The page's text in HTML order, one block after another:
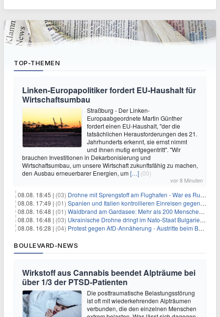
TOP-THEMEN
Linken-Europapolitiker fordert EU-Haushalt für
Wirtschaftsumbau
Straßburg - Der Linken-
Europaabgeordnete Martin Günther
fordert einen EU-Haushalt, "der die
tatsächlichen Herausforderungen des 21.
Jahrhunderts erkennt, sie ernst nimmt
und ihnen mutig entgegentritt". "Wir
brauchen Investitionen in Dekarbonisierung und
Wirtschaftsumbau, um unsere Wirtschaft zukunftsfähig zu machen,
den Ausbau erneuerbarer Energien, um[…] (00)
vor 8 Minuten
08.08. 18:45 | (03) Drohne mit Sprengstoff am Flughafen - War es Russland?
08.08. 17:49 | (01) Spanien und Italien kontrollieren Einreisen gegenseitig
08.08. 16:48 | (01) Waldbrand am Gardasee: Mehr als 200 Menschen evakuiert
08.08. 16:48 | (03) Ukrainische Drohne dringt im Nato-Staat Bulgarien ein
08.08. 16:28 | (04) Protest gegen AfD-Annäherung - Austritte beim BSW Sachsen-Anhalt
BOULEVARD-NEWS
Wirkstoff aus Cannabis beendet Alpträume bei
über 1/3 der PTSD-Patienten
Die posttraumatische Belastungsstörung
ist oft mit wiederkehrenden Alpträumen
verbunden, die den einzelnen Menschen